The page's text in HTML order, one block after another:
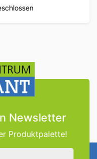
Newsletter
Produktpalette!